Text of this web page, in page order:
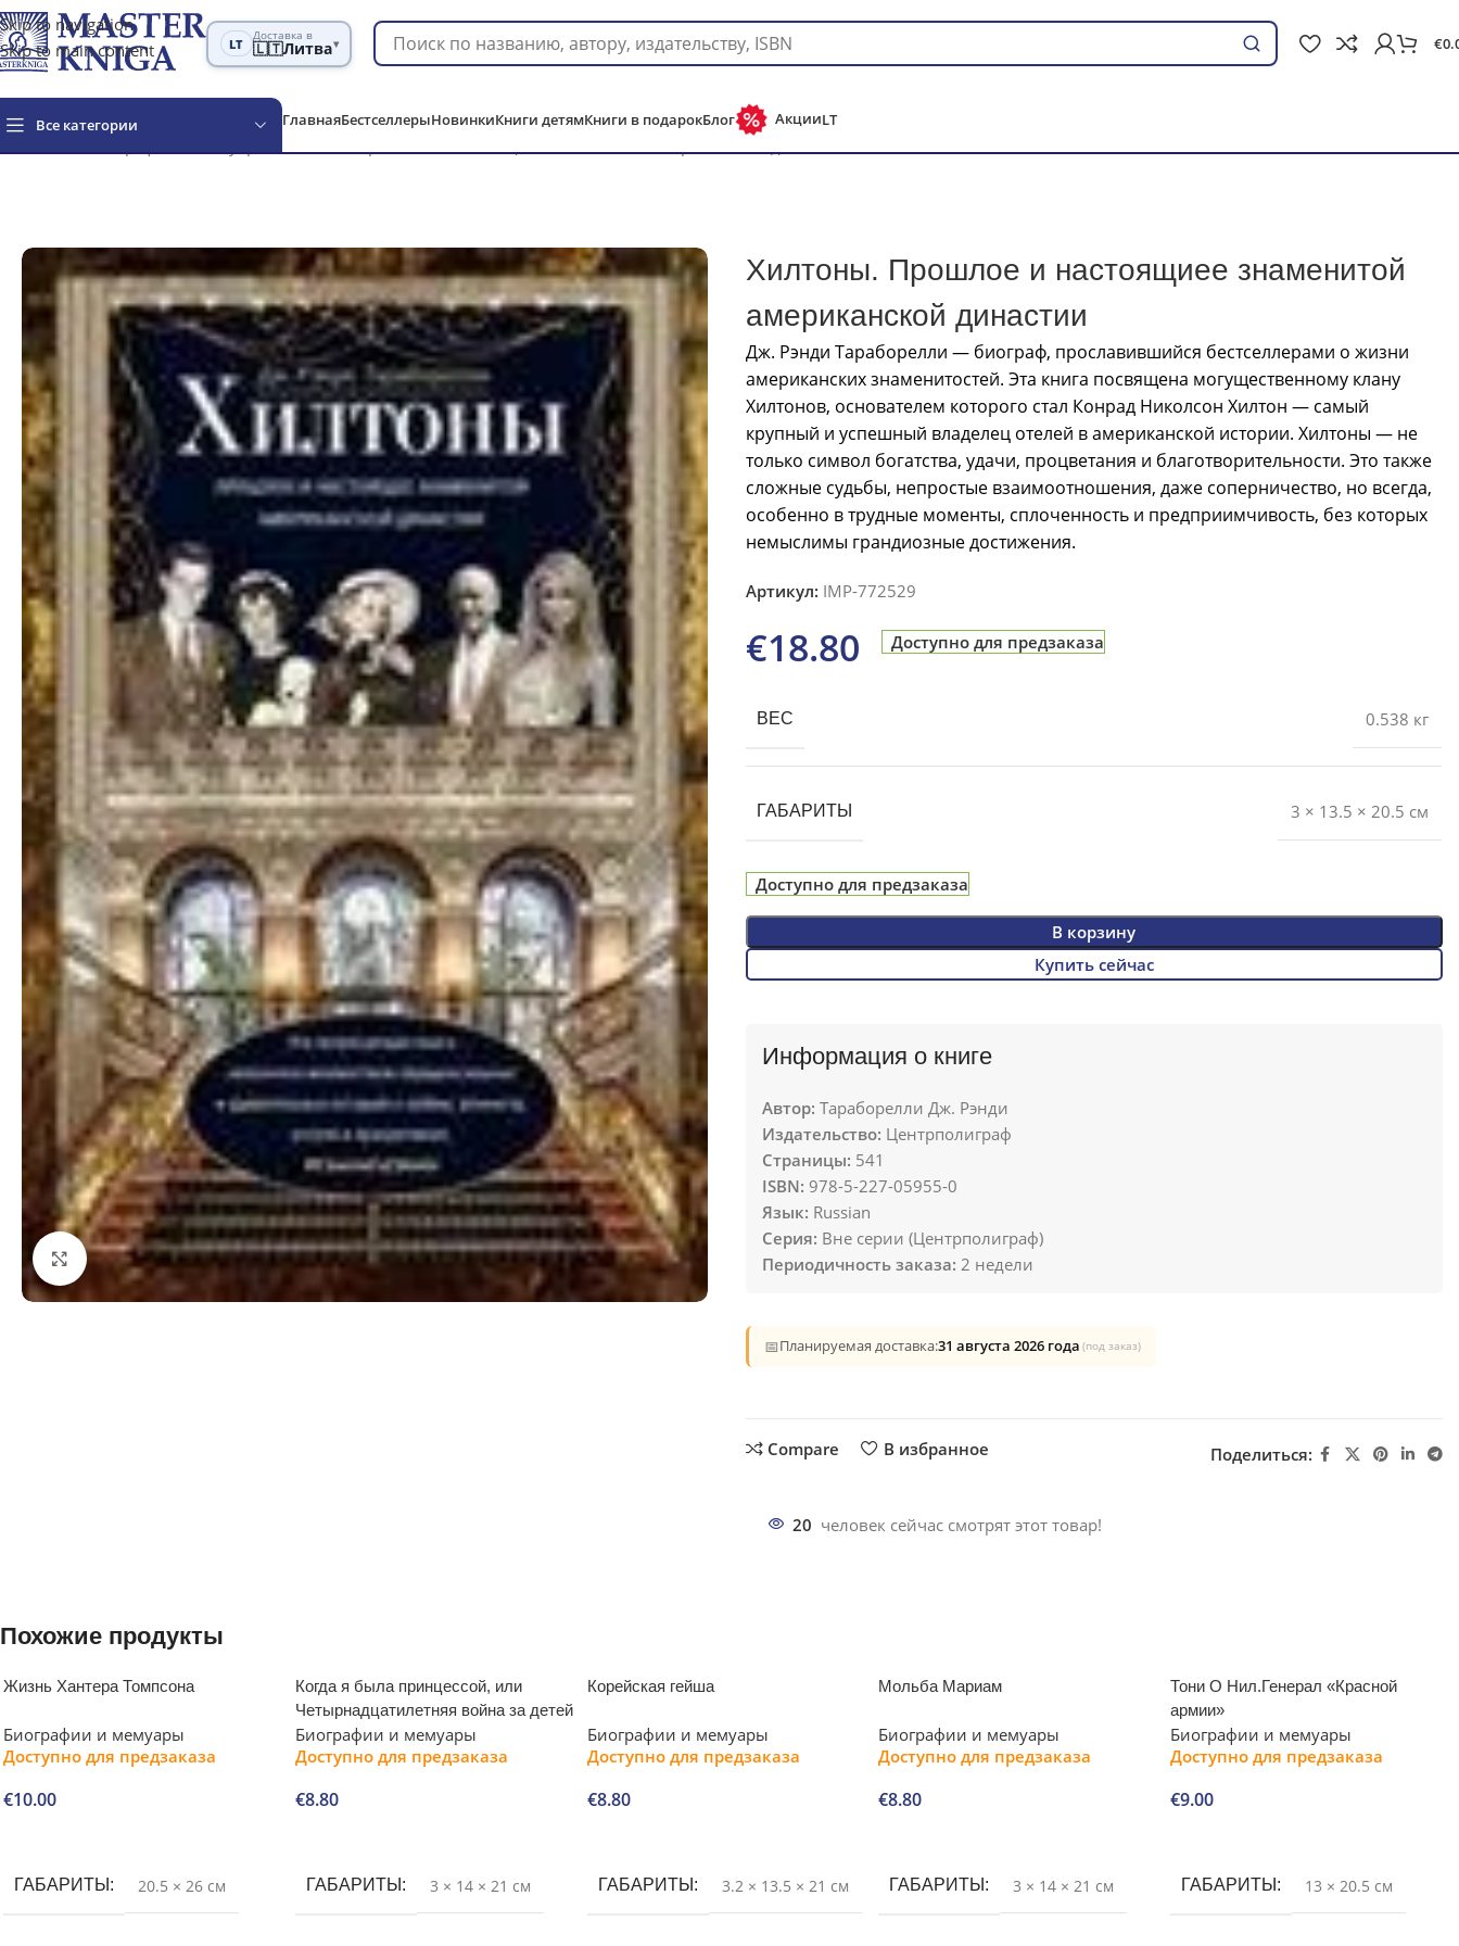
Skip to navigation
Skip to main content
LT
Доставка в
🇱🇹Литва▾
Поиск
€
Все категории ГлавнаяБестселлерыНовинкиКниги детямКниги в подарокБлог АкцииLT
Click to enlarge
Хилтоны. Прошлое и настоящиее знаменитой
американской династии
Дж. Рэнди Тараборелли — биограф, прославившийся бестселлерами о жизни
американских знаменитостей. Эта книга посвящена могущественному клану
Хилтонов, основателем которого стал Конрад Николсон Хилтон — самый
крупный и успешный владелец отелей в американской истории. Хилтоны — не
только символ богатства, удачи, процветания и благотворительности. Это также
сложные судьбы, непростые взаимоотношения, даже соперничество, но всегда,
особенно в трудные моменты, сплоченность и предприимчивость, без которых
немыслимы грандиозные достижения.
Артикул: IMP-772529
€18.80 Доступно для предзаказа
ВЕС 0.538 кг
ГАБАРИТЫ 3 × 13.5 × 20.5 см
Доступно для предзаказа
В корзину
Купить сейчас
Информация о книге
Автор: Тараборелли Дж. Рэнди
Издательство: Центрполиграф
Страницы: 541
ISBN: 978-5-227-05955-0
Язык: Russian
Серия: Вне серии (Центрполиграф)
Периодичность заказа: 2 недели
📅Планируемая доставка:31 августа 2026 года (под заказ)
Compare В избранное Поделиться:
20 человек сейчас смотрят этот товар!
Похожие продукты
Жизнь Хантера Томпсона
Биографии и мемуары
Доступно для предзаказа
€10.00
ГАБАРИТЫ 20.5 × 26 см
Когда я была принцессой, или
Четырнадцатилетняя война за детей
Биографии и мемуары
Доступно для предзаказа
€8.80
ГАБАРИТЫ 3 × 14 × 21 см
Корейская гейша
Биографии и мемуары
Доступно для предзаказа
€8.80
ГАБАРИТЫ 3.2 × 13.5 × 21 см
Мольба Мариам
Биографии и мемуары
Доступно для предзаказа
€8.80
ГАБАРИТЫ 3 × 14 × 21 см
Тони О Нил.Генерал «Красной
армии»
Биографии и мемуары
Доступно для предзаказа
€9.00
ГАБАРИТЫ 13 × 20.5 см